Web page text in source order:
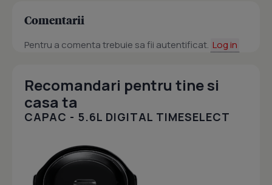
Comentarii
Pentru a comenta trebuie sa fii autentificat. Log in
Recomandari pentru tine si
casa ta
CAPAC - 5.6L DIGITAL TIMESELECT